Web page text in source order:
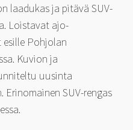
laadukas ja pitävä SUV-
Loistavat ajo-
Pohjolan
Kuvion ja
uusinta
SUV-rengas